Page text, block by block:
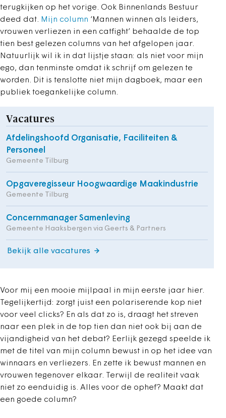
terugkijken op het vorige. Ook Binnenlands Bestuur
deed dat. Mijn column ‘Mannen winnen als leiders,
vrouwen verliezen in een catfight’ behaalde de top
tien best gelezen columns van het afgelopen jaar.
Natuurlijk wil ik in dat lijstje staan: als niet voor mijn
ego, dan tenminste omdat ik schrijf om gelezen te
worden. Dit is tenslotte niet mijn dagboek, maar een
publiek toegankelijke column.
Vacatures
Afdelingshoofd Organisatie, Faciliteiten &
Personeel
Gemeente Tilburg
Opgaveregisseur Hoogwaardige Maakindustrie
Gemeente Tilburg
Concernmanager Samenleving
Gemeente Haaksbergen via Geerts & Partners
Bekijk alle vacatures
Voor mij een mooie mijlpaal in mijn eerste jaar hier.
Tegelijkertijd: zorgt juist een polariserende kop niet
voor veel clicks? En als dat zo is, draagt het streven
naar een plek in de top tien dan niet ook bij aan de
vijandigheid van het debat? Eerlijk gezegd speelde ik
met de titel van mijn column bewust in op het idee van
winnaars en verliezers. En zette ik bewust mannen en
vrouwen tegenover elkaar. Terwijl de realiteit vaak
niet zo eenduidig is. Alles voor de ophef? Maakt dat
een goede column?